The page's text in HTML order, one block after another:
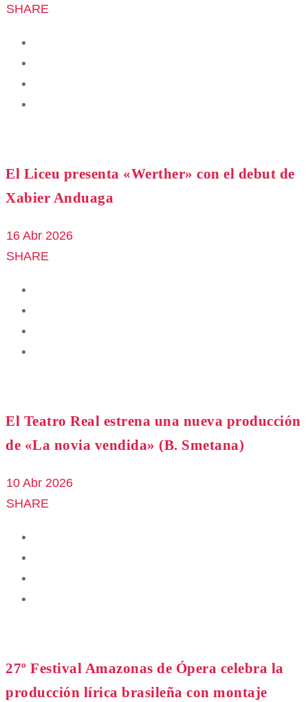
SHARE
El Liceu presenta «Werther» con el debut de
Xabier Anduaga
16 Abr 2026
SHARE
El Teatro Real estrena una nueva producción
de «La novia vendida» (B. Smetana)
10 Abr 2026
SHARE
27º Festival Amazonas de Ópera celebra la
producción lírica brasileña con montaje